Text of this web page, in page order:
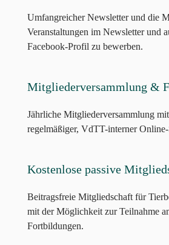
Umfangreicher Newsletter und die
Veranstaltungen im Newsletter und
Facebook-Profil zu bewerben.
Mitgliederversammlung &
Jährliche Mitgliederversammlung
regelmäßiger, VdTT-interner
Kostenlose passive
Beitragsfreie Mitgliedschaft für
mit der Möglichkeit zur Teilnahme
Fortbildungen.